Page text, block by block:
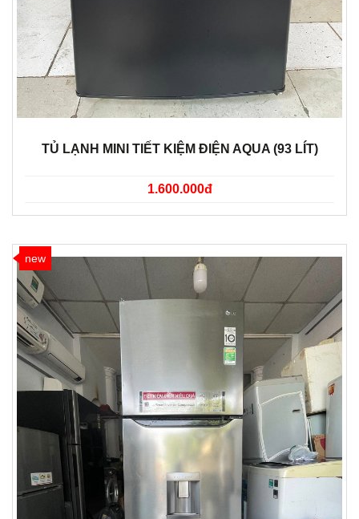
TỦ LẠNH MINI TIẾT KIỆM ĐIỆN AQUA (93 LÍT)
1.600.000đ
new